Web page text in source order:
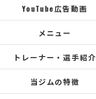
YouTube広告動画
メニュー
トレーナー・選手紹介
当ジムの特徴